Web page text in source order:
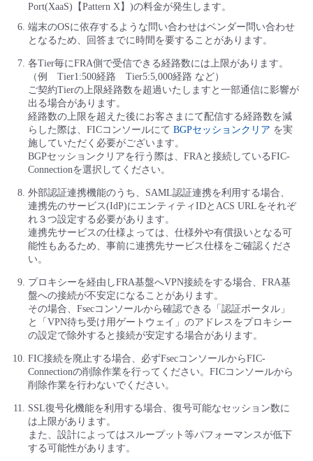
Port(XaaS)【Pattern X】)の料金が発生します。
端末のOSに依存するような問い合わせはベンダー問い合わせ
となるため、回答までに時間を要することがあります。
各Tier毎にFRA側で受信できる経路数には上限があります。
（例 Tier1:500経路 Tier5:5,000経路 など）
ご契約Tierの上限経路数を超過いたしますと一部通信に影響が
出る場合があります。
経路数の上限を超えた後にお客さまにて配信する経路数を減
らした際は、FICコンソールにて BGPセッションクリア を実
施していただく必要がございます。
BGPセッションクリアを行う際は、FRAと接続しているFIC-
Connectionを選択してください。
外部認証連携機能のうち、SAML認証連携を利用する場合、
連携先のサービス(IdP)にエンティティIDとACS URLをそれぞ
れ３つ設定する必要があります。
連携先サービスの仕様よっては、仕様外や有償扱いとなる可
能性もあるため、事前に連携先サービス仕様をご確認くださ
い。
プロキシーを経由しFRA基盤へVPN接続をする場合、FRA基
盤への接続が不安定になることがあります。
その場合、Fsecコンソールから確認できる「認証ポータル」
と「VPN待ち受け用ゲートウェイ」のアドレスをプロキシー
の設定で除外すると接続が安定する場合があります。
FIC接続を廃止する場合、必ずFsecコンソールからFIC-
Connectionの削除作業を行ってください。FICコンソールから
削除作業を行わないでください。
SSL復号化機能を利用する場合、復号可能なセッション数に
は上限があります。
また、設計によってはスループット等パフォーマンスが低下
する可能性があります。